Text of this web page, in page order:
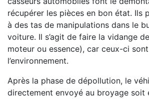
récupérer les pièces en bon état. Ils
à des tas de manipulations dans le
voiture. Il s’agit de faire la vidange
moteur ou essence), car ceux-ci
l’environnement.
Après la phase de dépollution, le
directement envoyé au broyage soit